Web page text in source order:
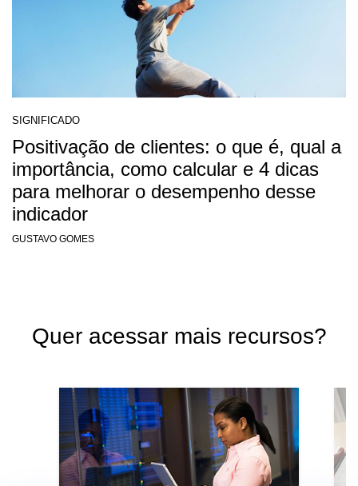
SIGNIFICADO
Positivação de clientes: o que é, qual a
importância, como calcular e 4 dicas
para melhorar o desempenho desse
indicador
GUSTAVO GOMES
Quer acessar mais recursos?